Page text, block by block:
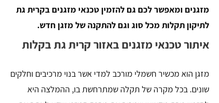
מזגנים ומאפשר לכם גם להזמין טכנאי מזגנים בקרית גת
לתיקון תקלות מכל סוג וגם להתקנה של מזגן חדש.
איתור טכנאי מזגנים באזור קרית גת בקלות
מזגן הוא מכשיר חשמלי מורכב למדי אשר בנוי מרכיבים וחלקים
שונים. בכל מקרה של תקלה שמתרחשת בו, ההמלצה היא